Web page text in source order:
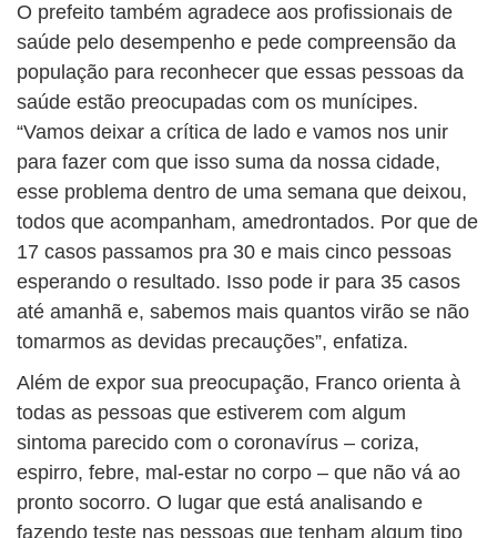
O prefeito também agradece aos profissionais de
saúde pelo desempenho e pede compreensão da
população para reconhecer que essas pessoas da
saúde estão preocupadas com os munícipes.
“Vamos deixar a crítica de lado e vamos nos unir
para fazer com que isso suma da nossa cidade,
esse problema dentro de uma semana que deixou,
todos que acompanham, amedrontados. Por que de
17 casos passamos pra 30 e mais cinco pessoas
esperando o resultado. Isso pode ir para 35 casos
até amanhã e, sabemos mais quantos virão se não
tomarmos as devidas precauções”, enfatiza.
Além de expor sua preocupação, Franco orienta à
todas as pessoas que estiverem com algum
sintoma parecido com o coronavírus – coriza,
espirro, febre, mal-estar no corpo – que não vá ao
pronto socorro. O lugar que está analisando e
fazendo teste nas pessoas que tenham algum tipo